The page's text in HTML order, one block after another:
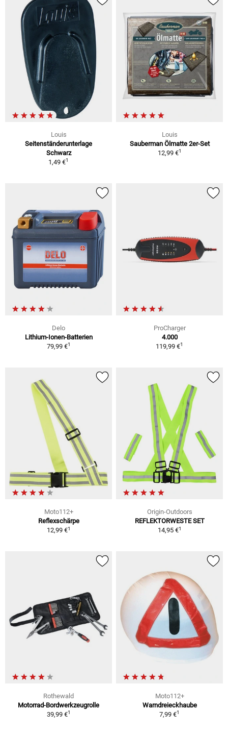
Louis
Seitenständerunterlage
Schwarz
1,49 €1
Louis
Sauberman Ölmatte 2er-Set
12,99 €1
Delo
Lithium-Ionen-Batterien
79,99 €1
ProCharger
4.000
119,99 €1
Moto112+
Reflexschärpe
12,99 €1
Origin-Outdoors
REFLEKTORWESTE SET
14,95 €1
Rothewald
Motorrad-Bordwerkzeugrolle
39,99 €1
Moto112+
Warndreieckhaube
7,99 €1